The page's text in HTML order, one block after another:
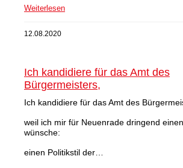
Weiterlesen
12.08.2020
Ich kandidiere für das Amt des
Bürgermeisters,
Ich kandidiere für das Amt des
weil ich mir für Neuenrade dringend
wünsche:
einen Politikstil der…